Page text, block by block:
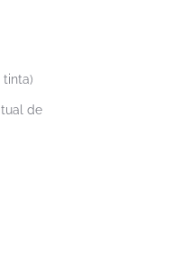
tinta)
de